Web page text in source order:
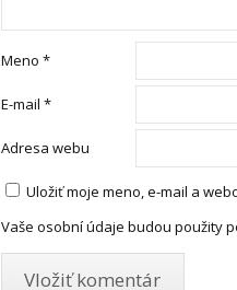
Meno *
E-mail *
Adresa webu
Uložiť moje meno, e-mail a
Vaše osobní údaje budou použity